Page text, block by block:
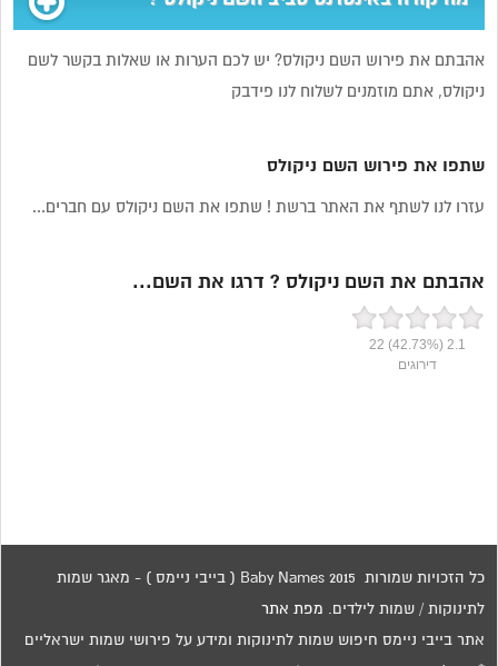
אהבתם את פירוש השם ניקולס? יש לכם הערות או שאלות בקשר לשם
ניקולס, אתם מוזמנים לשלוח לנו פידבק
שתפו את פירוש השם ניקולס
עזרו לנו לשתף את האתר ברשת ! שתפו את השם ניקולס עם חברים...
אהבתם את השם ניקולס ? דרגו את השם...
2.1
(42.73%)
22
דירוגים
כל הזכויות שמורות 2015 Baby Names ( בייבי ניימס ) - מאגר שמות
לתינוקות / שמות לילדים. מפת אתר
אתר בייבי ניימס חיפוש שמות לתינוקות ומידע על פירושי שמות ישראליים